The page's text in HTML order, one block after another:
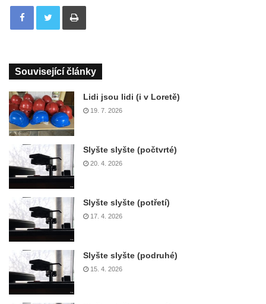
Tisknout
Související články
Lidi jsou lidi (i v Loretě)
19. 7. 2026
Slyšte slyšte (počtvrté)
20. 4. 2026
Slyšte slyšte (potřetí)
17. 4. 2026
Slyšte slyšte (podruhé)
15. 4. 2026